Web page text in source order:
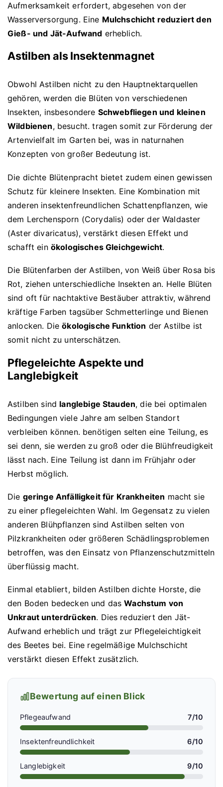
Aufmerksamkeit erfordert, abgesehen von der
Wasserversorgung. Eine Mulchschicht reduziert den
Gieß- und Jät-Aufwand erheblich.
Astilben als Insektenmagnet
Obwohl Astilben nicht zu den Hauptnektarquellen
gehören, werden die Blüten von verschiedenen
Insekten, insbesondere Schwebfliegen und kleinen
Wildbienen, besucht. tragen somit zur Förderung der
Artenvielfalt im Garten bei, was in naturnahen
Konzepten von großer Bedeutung ist.
Die dichte Blütenpracht bietet zudem einen gewissen
Schutz für kleinere Insekten. Eine Kombination mit
anderen insektenfreundlichen Schattenpflanzen, wie
dem Lerchensporn (Corydalis) oder der Waldaster
(Aster divaricatus), verstärkt diesen Effekt und
schafft ein ökologisches Gleichgewicht.
Die Blütenfarben der Astilben, von Weiß über Rosa bis
Rot, ziehen unterschiedliche Insekten an. Helle Blüten
sind oft für nachtaktive Bestäuber attraktiv, während
kräftige Farben tagsüber Schmetterlinge und Bienen
anlocken. Dieökologische Funktion der Astilbe ist
somit nicht zu unterschätzen.
Pflegeleichte Aspekte und
Langlebigkeit
Astilben sind langlebige Stauden, die bei optimalen
Bedingungen viele Jahre am selben Standort
verbleiben können. benötigen selten eine Teilung, es
sei denn, sie werden zu groß oder die Blühfreudigkeit
lässt nach. Eine Teilung ist dann im Frühjahr oder
Herbst möglich.
Die geringe Anfälligkeit für Krankheiten macht sie
zu einer pflegeleichten Wahl. Im Gegensatz zu vielen
anderen Blühpflanzen sind Astilben selten von
Pilzkrankheiten oder größeren Schädlingsproblemen
betroffen, was den Einsatz von Pflanzenschutzmitteln
überflüssig macht.
Einmal etabliert, bilden Astilben dichte Horste, die
den Boden bedecken und dasWachstum von
Unkraut unterdrücken. Dies reduziert den Jät-
Aufwand erheblich und trägt zur Pflegeleichtigkeit
des Beetes bei. Eine regelmäßige Mulchschicht
verstärkt diesen Effekt zusätzlich.
Bewertung auf einen Blick
Pflegeaufwand 7/10
Insektenfreundlichkeit 6/10
Langlebigkeit 9/10